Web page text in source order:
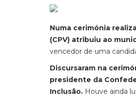
Numa cerimónia
(CPV) atribuiu ao
vencedor de uma
Discursaram na
presidente da
Inclusão. Houve ainda